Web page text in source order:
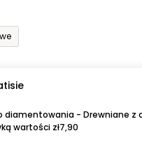
diamentowania - Drewniane z
wartości zł7,90